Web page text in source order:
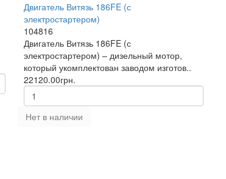
Двигатель Витязь 186FE (с
электростартером)
104816
Двигатель Витязь 186FE (с
электростартером) – дизельный мотор,
который укомплектован заводом изготов..
22120.00грн.
Нет в наличии